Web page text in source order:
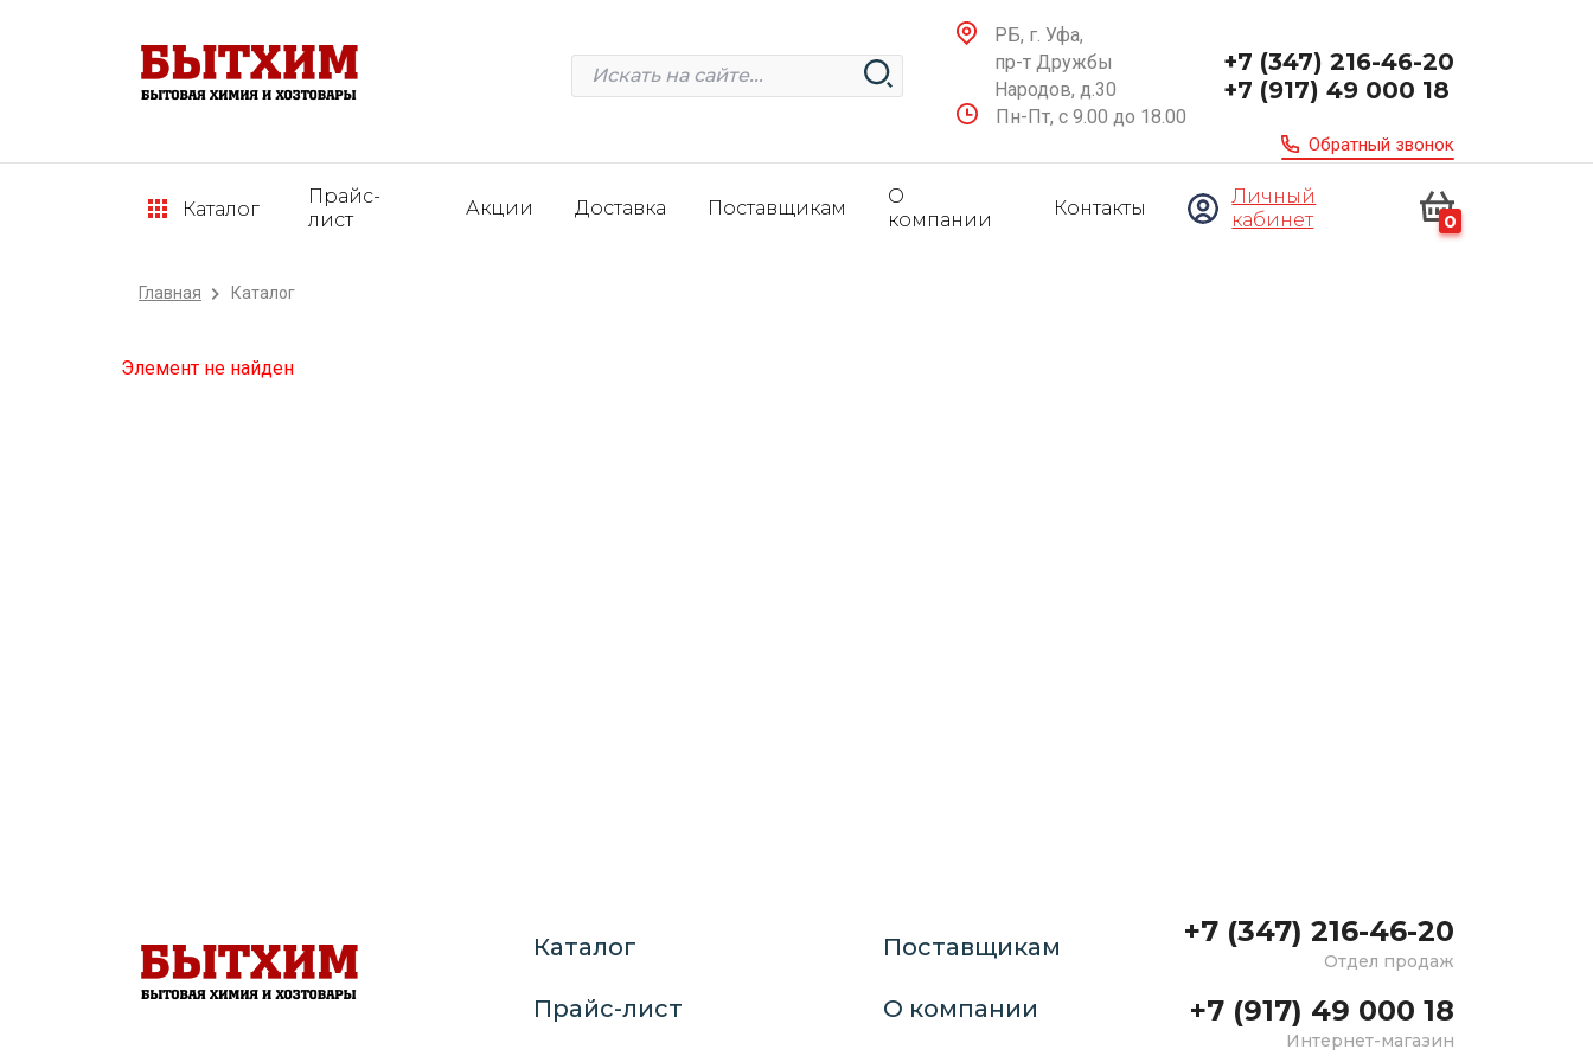
РБ, г. Уфа,
пр-т Дружбы
Народов, д.30
Пн-Пт, с 9.00 до 18.00
+7 (347) 216-46-20
+7 (917) 49 000 18
Обратный звонок
Каталог
Прайс-
лист
Акции Доставка Поставщикам
О
компании
Контакты
Личный
кабинет
0
Главная Каталог
Элемент не найден
Каталог
Прайс-лист
Поставщикам
О компании
+7 (347) 216-46-20
Отдел продаж
+7 (917) 49 000 18
Интернет-магазин